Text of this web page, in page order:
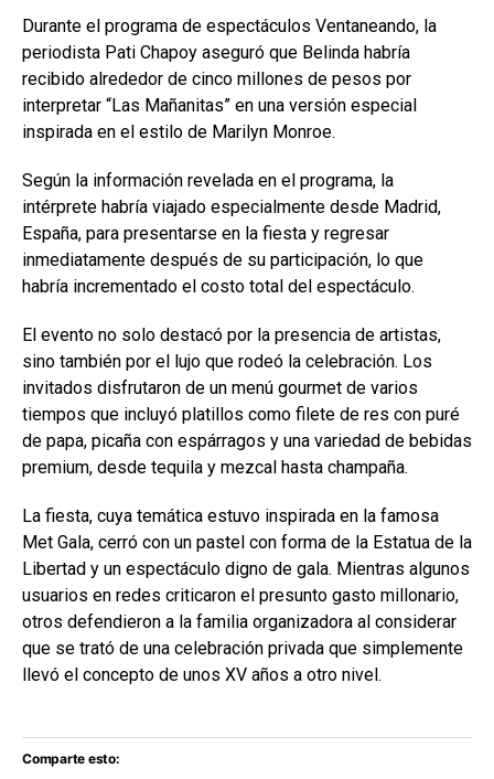
Durante el programa de espectáculos Ventaneando, la
periodista Pati Chapoy aseguró que Belinda habría
recibido alrededor de cinco millones de pesos por
interpretar “Las Mañanitas” en una versión especial
inspirada en el estilo de Marilyn Monroe.
Según la información revelada en el programa, la
intérprete habría viajado especialmente desde Madrid,
España, para presentarse en la fiesta y regresar
inmediatamente después de su participación, lo que
habría incrementado el costo total del espectáculo.
El evento no solo destacó por la presencia de artistas,
sino también por el lujo que rodeó la celebración. Los
invitados disfrutaron de un menú gourmet de varios
tiempos que incluyó platillos como filete de res con puré
de papa, picaña con espárragos y una variedad de bebidas
premium, desde tequila y mezcal hasta champaña.
La fiesta, cuya temática estuvo inspirada en la famosa
Met Gala, cerró con un pastel con forma de la Estatua de la
Libertad y un espectáculo digno de gala. Mientras algunos
usuarios en redes criticaron el presunto gasto millonario,
otros defendieron a la familia organizadora al considerar
que se trató de una celebración privada que simplemente
llevó el concepto de unos XV años a otro nivel.
Comparte esto: